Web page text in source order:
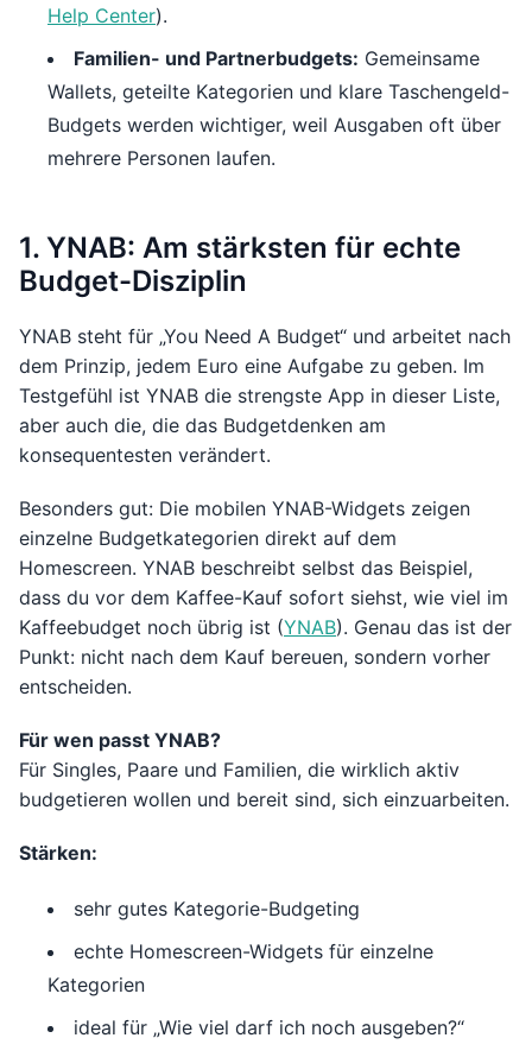
Help Center).
Familien- und Partnerbudgets: Gemeinsame
Wallets, geteilte Kategorien und klare Taschengeld-
Budgets werden wichtiger, weil Ausgaben oft über
mehrere Personen laufen.
1. YNAB: Am stärksten für echte
Budget-Disziplin
YNAB steht für „You Need A Budget“ und arbeitet nach
dem Prinzip, jedem Euro eine Aufgabe zu geben. Im
Testgefühl ist YNAB die strengste App in dieser Liste,
aber auch die, die das Budgetdenken am
konsequentesten verändert.
Besonders gut: Die mobilen YNAB-Widgets zeigen
einzelne Budgetkategorien direkt auf dem
Homescreen. YNAB beschreibt selbst das Beispiel,
dass du vor dem Kaffee-Kauf sofort siehst, wie viel im
Kaffeebudget noch übrig ist (YNAB). Genau das ist der
Punkt: nicht nach dem Kauf bereuen, sondern vorher
entscheiden.
Für wen passt YNAB?
Für Singles, Paare und Familien, die wirklich aktiv
budgetieren wollen und bereit sind, sich einzuarbeiten.
Stärken:
sehr gutes Kategorie-Budgeting
echte Homescreen-Widgets für einzelne
Kategorien
ideal für „Wie viel darf ich noch ausgeben?“